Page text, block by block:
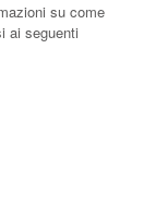
su come
ai seguenti